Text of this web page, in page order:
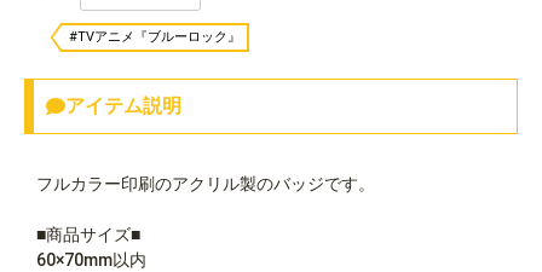
#TVアニメ『ブルーロック』
アイテム説明
フルカラー印刷のアクリル製のバッジです。
■商品サイズ■
60×70mm以内